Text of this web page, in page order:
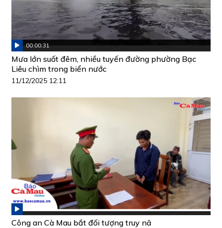
00:00:31
Mưa lớn suốt đêm, nhiều tuyến đường phường Bạc
Liêu chìm trong biển nước
11/12/2025 12:11
Công an Cà Mau bắt đối tượng truy nã